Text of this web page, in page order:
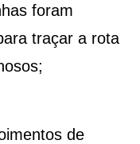
foram
traçar a rota
de